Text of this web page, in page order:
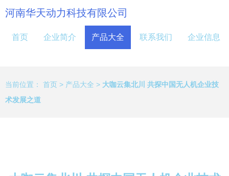
河南华天动力科技有限公司
首页 企业简介 产品大全 联系我们 企业信息
当前位置： 首页 > 产品大全 > 大咖云集北川 共探中国无人机企业技
术发展之道